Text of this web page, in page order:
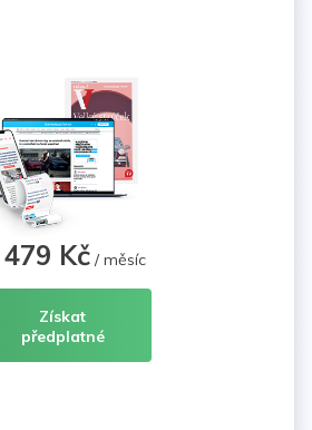
479 Kč/ měsíc
Získat
předplatné